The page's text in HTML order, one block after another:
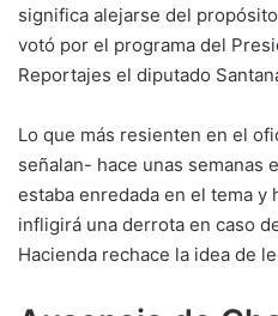
significa alejarse del
votó por el programa del
Reportajes el diputado
Lo que más resienten en el
señalan- hace unas semanas
estaba enredada en el tema
infligirá una derrota en caso
Hacienda rechace la idea de